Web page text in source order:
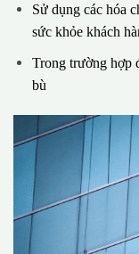
Sử dụng các hóa
sức khỏe khách
Trong trường hợp
bù